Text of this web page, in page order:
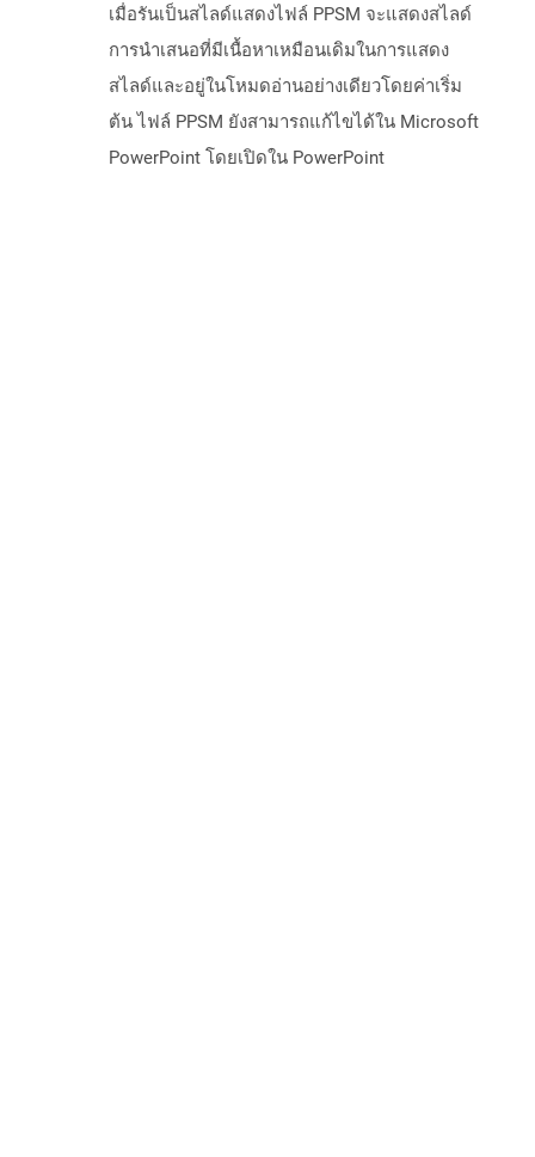
เมื่อรันเป็นสไลด์แสดงไฟล์ PPSM จะแสดงสไลด์
การนำเสนอที่มีเนื้อหาเหมือนเดิมในการแสดง
สไลด์และอยู่ในโหมดอ่านอย่างเดียวโดยค่าเริ่ม
ต้น ไฟล์ PPSM ยังสามารถแก้ไขได้ใน Microsoft
PowerPoint โดยเปิดใน PowerPoint